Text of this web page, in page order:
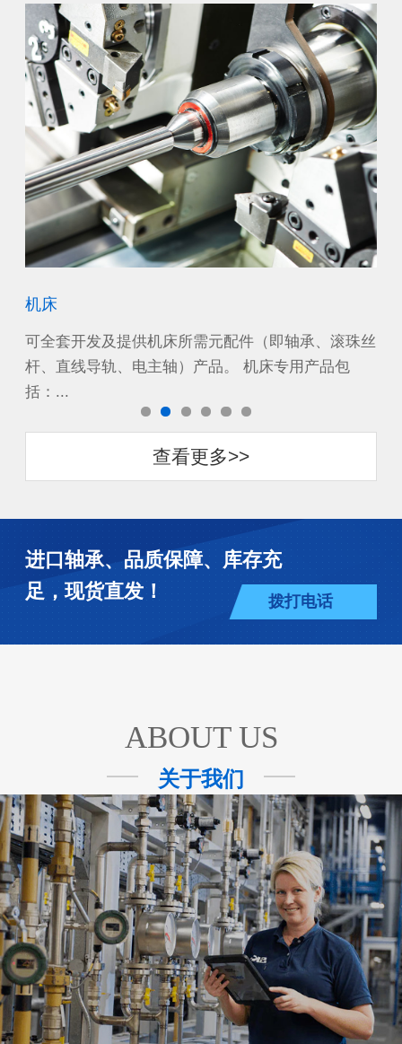
机床
可全套开发及提供机床所需元配件（即轴承、滚珠丝
杆、直线导轨、电主轴）产品。 机床专用产品包
括：...
查看更多>>
进口轴承、品质保障、库存充
足，现货直发！
拨打电话
ABOUT US
关于我们